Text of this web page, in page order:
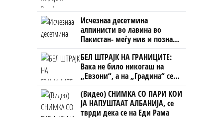
Исчезнаа десетмина
алпинисти во лавина во
Пакистан- меѓу нив и познат
Непалец
БЕЛ ШТРАЈК НА ГРАНИЦИТЕ:
Вака не било никогаш на
„Евзони“, а на „Градина“ се
чека и пет часа
(Видео) СНИМКА СО ПАРИ КОИ
ЈА НАПУШТААТ АЛБАНИЈА, се
тврди дека се на Еди Рама